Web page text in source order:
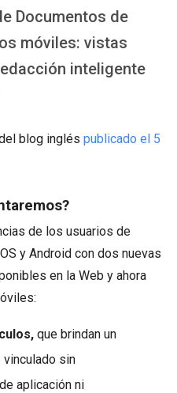
Documentos de
móviles: vistas
inteligente
blog inglés publicado el 5
de los usuarios de
y Android con dos nuevas
en la Web y ahora
que brindan un
sin
aplicación ni